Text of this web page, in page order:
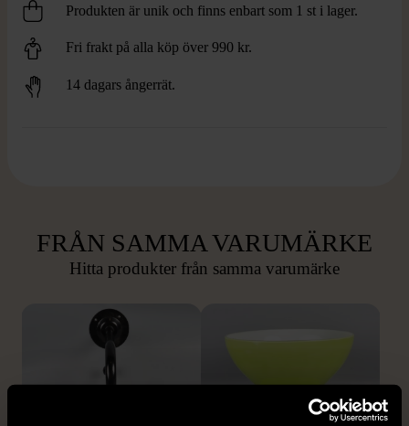
Produkten är unik och finns enbart som 1 st i lager.
Fri frakt på alla köp över 990 kr.
14 dagars ångerrät.
FRÅN SAMMA VARUMÄRKE
Hitta produkter från samma varumärke